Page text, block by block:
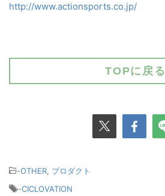
http://www.actionsports.co.jp/
TOPに戻る
-OTHER プロダクト
-CICLOVATION